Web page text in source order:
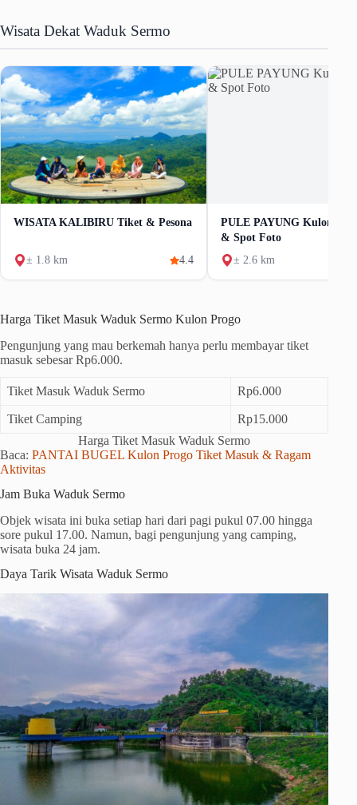
Wisata Dekat Waduk Sermo
WISATA KALIBIRU Tiket & Pesona
± 1.8 km 4.4
PULE PAYUNG Kulon
& Spot Foto
± 2.6 km
Harga Tiket Masuk Waduk Sermo Kulon Progo
Pengunjung yang mau berkemah hanya perlu membayar tiket
masuk sebesar Rp6.000.
Tiket Masuk Waduk Sermo Rp6.000
Tiket Camping
Rp15.000
Harga Tiket Masuk Waduk Sermo
Baca: PANTAI BUGEL Kulon Progo Tiket Masuk & Ragam
Aktivitas
Jam Buka Waduk Sermo
Objek wisata ini buka setiap hari dari pagi pukul 07.00 hingga
sore pukul 17.00. Namun, bagi pengunjung yang camping,
wisata buka 24 jam.
Daya Tarik Wisata Waduk Sermo